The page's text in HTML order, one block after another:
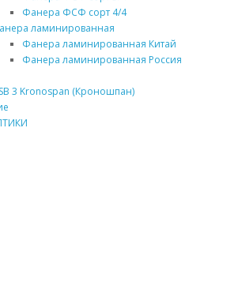
Фанера ФСФ сорт 4/4
ламинированная
Фанера ламинированная Китай
Фанера ламинированная Россия
3 Kronospan (Кроношпан)